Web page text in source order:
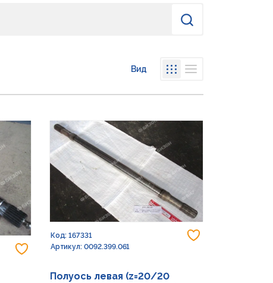
Найти
Вид
Добавить в избранное
Код: 167331
Артикул: 0092.399.061
Полуось левая (z=20/20